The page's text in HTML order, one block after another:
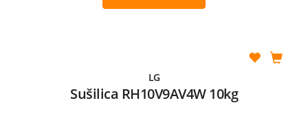
LG
Sušilica RH10V9AV4W 10kg